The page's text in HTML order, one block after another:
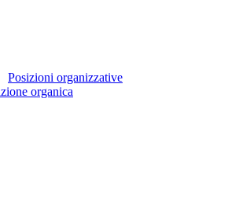
Posizioni organizzative
organica